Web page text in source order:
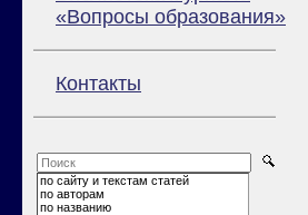
«Вопросы образования»
Контакты
по сайту и текстам статей
по авторам
по названию